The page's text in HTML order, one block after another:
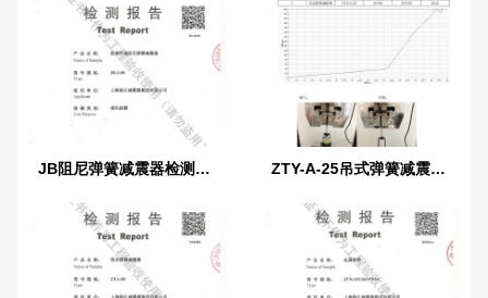
JB阻尼弹簧减震器检测报告 ZTY-A-25吊式弹簧减震器外壳强度测试报告